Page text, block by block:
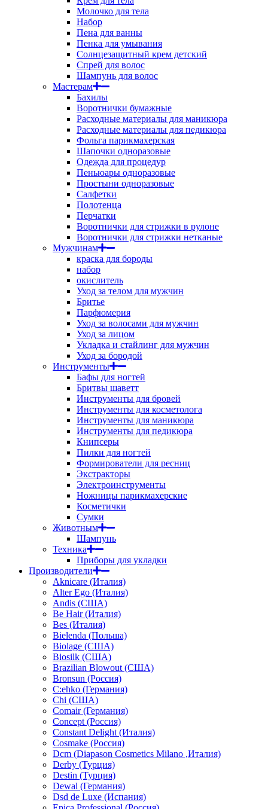
Молочко для тела
Набор
Пена для ванны
Пенка для умывания
Солнцезащитный крем детский
Спрей для волос
Шампунь для волос
Мастерам
Бахилы
Воротнички бумажные
Расходные материалы для маникюра
Расходные материалы для педикюра
Фольга парикмахерская
Шапочки одноразовые
Одежда для процедур
Пеньюары одноразовые
Простыни одноразовые
Салфетки
Полотенца
Перчатки
Воротнички для стрижки в рулоне
Воротнички для стрижки нетканые
Мужчинам
краска для бороды
набор
окислитель
Уход за телом для мужчин
Бритье
Парфюмерия
Уход за волосами для мужчин
Уход за лицом
Укладка и стайлинг для мужчин
Уход за бородой
Инструменты
Бафы для ногтей
Бритвы шаветт
Инструменты для бровей
Инструменты для косметолога
Инструменты для маникюра
Инструменты для педикюра
Книпсеры
Пилки для ногтей
Формирователи для ресниц
Экстракторы
Электроинструменты
Ножницы парикмахерские
Косметички
Сумки
Животным
Шампунь
Техника
Приборы для укладки
Производители
Aknicare (Италия)
Alter Ego (Италия)
Andis (США)
Be Hair (Италия)
Bes (Италия)
Bielenda (Польша)
Biolage (США)
Biosilk (США)
Brazilian Blowout (США)
Bronsun (Россия)
C:ehko (Германия)
Chi (США)
Comair (Германия)
Concept (Россия)
Constant Delight (Италия)
Cosmake (Россия)
Dcm (Diapason Cosmetics Milano ,Италия)
Derby (Турция)
Destin (Турция)
Dewal (Германия)
Dsd de Luxe (Испания)